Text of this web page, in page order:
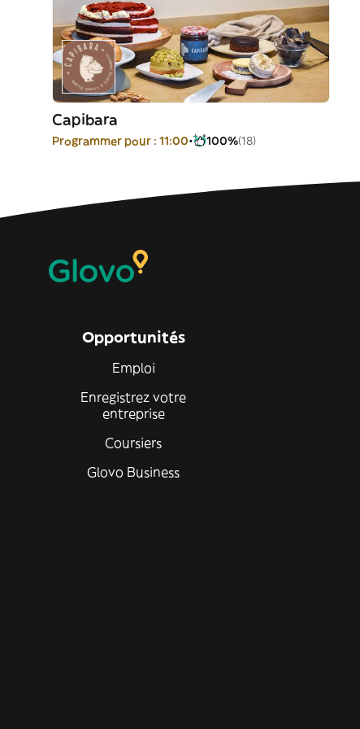
Capibara
Programmer pour : 11:00 100%(18)
Opportunités
Emploi
Enregistrez votre
entreprise
Coursiers
Glovo Business